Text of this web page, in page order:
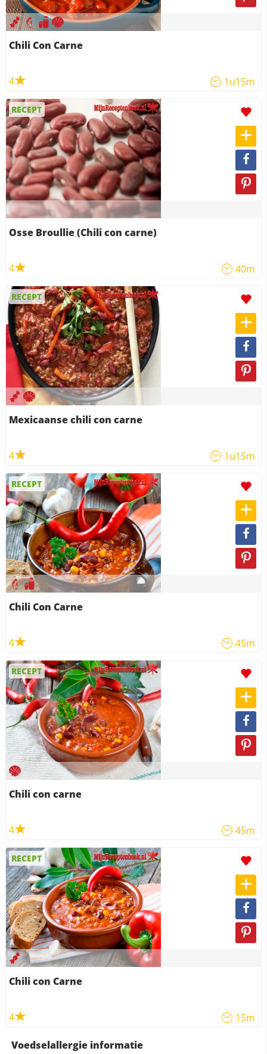
Chili Con Carne
4 1u15m
RECEPT
Osse Broullie (Chili con carne)
4 40m
RECEPT
Mexicaanse chili con carne
4 1u15m
RECEPT
Chili Con Carne
4 45m
RECEPT
Chili con carne
4 45m
RECEPT
Chili con Carne
4 15m
Voedselallergie informatie